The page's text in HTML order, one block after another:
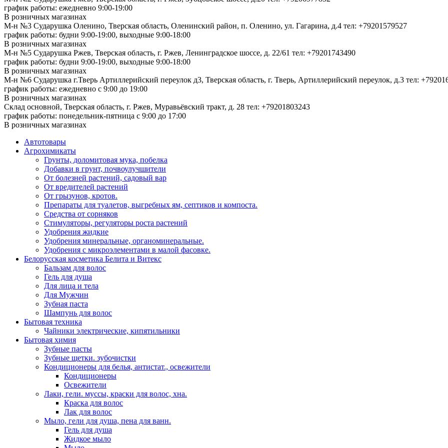
график работы: ежедневно 9:00-19:00
В розничных магазинах
М-н №3 Сударушка Оленино, Тверская область, Оленинский район, п. Оленино, ул. Гагарина, д.4 тел: +79201579527
график работы: будни 9:00-19:00, выходные 9:00-18:00
В розничных магазинах
М-н №5 Сударушка Ржев, Тверская область, г. Ржев, Ленинградское шоссе, д. 22/61 тел: +79201743490
график работы: будни 9:00-19:00, выходные 9:00-18:00
В розничных магазинах
М-н №6 Сударушка г.Тверь Артиллерийский переулок д3, Тверская область, г. Тверь, Артиллерийский переулок, д.3 тел:
график работы: ежедневно с 9:00 до 19:00
В розничных магазинах
Склад основной, Тверская область, г. Ржев, Муравьёвский тракт, д. 28 тел: +79201803243
график работы: понедельник-пятница с 9:00 до 17:00
В розничных магазинах
Автотовары
Агрохимикаты
Грунты, доломитовая мука, побелка
Добавки в грунт, почвоулучшители
От болезней растений, садовый вар
От вредителей растений
От грызунов, кротов.
Препараты для туалетов, выгребных ям, септиков и компоста.
Средства от сорняков
Стимуляторы, регуляторы роста растений
Удобрения жидкие
Удобрения минеральные, органоминеральные.
Удобрения с микроэлементами в малой фасовке.
Белорусская косметика Белита и Витекс
Бальзам для волос
Гель для душа
Для лица и тела
Для Мужчин
Зубная паста
Шампунь для волос
Бытовая техника
Чайники электрические, кипятильники
Бытовая химия
Зубные пасты
Зубные щетки. зубочистки
Кондиционеры для белья, антистат., освежители
Кондиционеры
Освежители
Лаки, гели. муссы, краски для волос, хна.
Краска для волос
Лак для волос
Мыло, гели для душа, пена для ванн.
Гель для душа
Жидкое мыло